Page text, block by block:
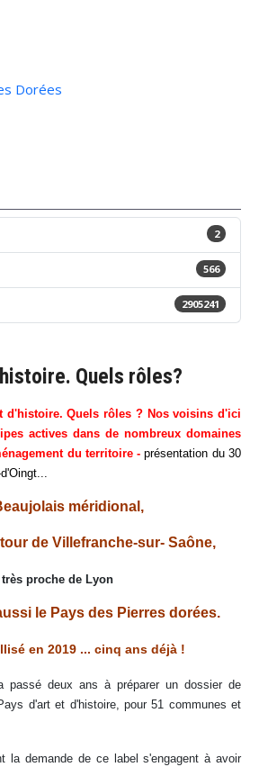
Dorées
2
566
2905241
Quels rôles?
d'histoire. Quels rôles ? Nos voisins d'ici
actives dans de nombreux domaines
du territoire -présentation du 30
méridional,
de Villefranche-sur- Saône,
très proche de Lyon
le Pays des Pierres dorées.
en 2019 ... cinq ans déjà !
passé deux ans à préparer un dossier de
d'art et d'histoire, pour 51 communes et
la demande de ce label s'engagent à avoir